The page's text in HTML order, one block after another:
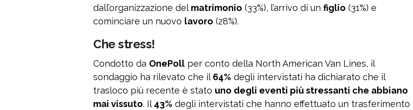
dall’organizzazione delmatrimonio (33%), l’arrivo di un figlio (31%) e
cominciare un nuovo lavoro (28%).
Che stress!
Condotto da OnePoll per conto della North American Van Lines, il
sondaggio ha rilevato che il64% degli intervistati ha dichiarato che il
trasloco più recente è stato uno degli eventi più stressanti che abbiano
mai vissuto. Il43% degli intervistati che hanno effettuato un trasferimento